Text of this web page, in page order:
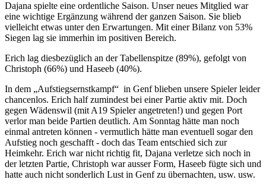
Dajana spielte eine ordentliche Saison. Unser neues Mitglied war
eine wichtige Ergänzung während der ganzen Saison. Sie blieb
vielleicht etwas unter den Erwartungen. Mit einer Bilanz von 53%
Siegen lag sie immerhin im positiven Bereich.
Erich lag diesbezüglich an der Tabellenspitze (89%), gefolgt von
Christoph (66%) und Haseeb (40%).
In dem „Aufstiegsernstkampf“ in Genf blieben unsere Spieler leider
chancenlos. Erich half zumindest bei einer Partie aktiv mit. Doch
gegen Wädenswil (mit A19 Spieler angetreten!) und gegen Port
verlor man beide Partien deutlich. Am Sonntag hätte man noch
einmal antreten können - vermutlich hätte man eventuell sogar den
Aufstieg noch geschafft - doch das Team entschied sich zur
Heimkehr. Erich war nicht richtig fit, Dajana verletze sich noch in
der letzten Partie, Christoph war ausser Form, Haseeb fügte sich und
hatte auch nicht sonderlich Lust in Genf zu übernachten, usw. usw.